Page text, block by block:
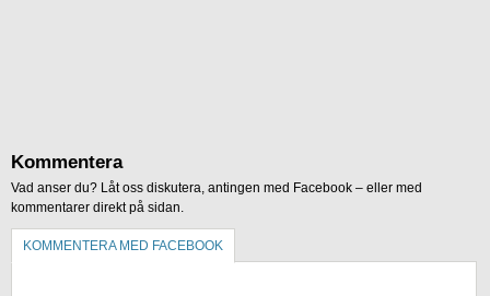
Kommentera
Vad anser du? Låt oss diskutera, antingen med Facebook – eller med
kommentarer direkt på sidan.
KOMMENTERA MED FACEBOOK